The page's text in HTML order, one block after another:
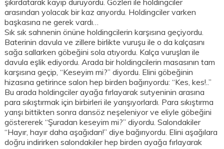
şıkırdatarak kayıp duruyordu. Gözleri ile holdingciler
arasından yolacak bir kaz arıyordu. Holdingciler varken
başkasına ne gerek vardı…
Sık sık sahnenin önüne holdingcilerin karşısına geçiyordu.
Baterinin davula ve zillere birlikte vuruşu ile o da kalçasını
sağa sallarken göbeğini sola atıyordu. Kalça vuruşları ile
davula eşlik ediyordu. Arada bir holdingcilerin masasının tam
karşısına geçip, “Keseyim mi?” diyordu. Elini göbeğinin
hizasına getirince salon hep birden bağırıyordu: “Kes, kes!..”
Bu arada holdingciler ayağa fırlayarak sutyeninin arasına
para sıkıştırmak için birbirleri ile yarışıyorlardı. Para sıkıştırma
yarışı bittikten sonra dansöz neşeleniyor ve eliyle göbeğini
göstererek “Şuradan keseyim mi?” diyordu. Salondakiler
“Hayır, hayır daha aşağıdan!” diye bağırıyordu. Elini aşağılara
doğru indirirken salondakiler hep birden ayağa fırlayarak